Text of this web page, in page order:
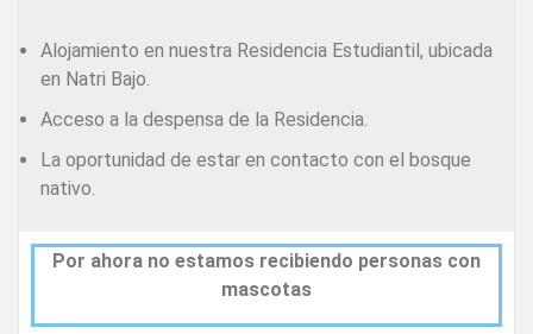
Alojamiento en nuestra Residencia Estudiantil, ubicada
en Natri Bajo.
Acceso a la despensa de la Residencia.
La oportunidad de estar en contacto con el bosque
nativo.
Por ahora no estamos recibiendo personas con
mascotas